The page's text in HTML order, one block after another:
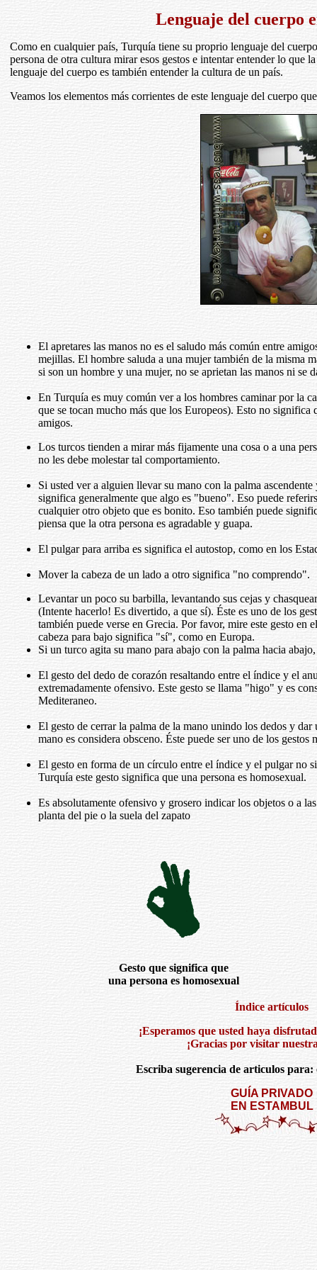
Lenguaje del cuerpo
Como en cualquier país, Turquía tiene su proprio lenguaje del
persona de otra cultura mirar esos gestos e intentar entender lo que
lenguaje del cuerpo es también entender la cultura de un país.
Veamos los elementos más corrientes de este lenguaje del cuerpo
El apretares las manos no es el saludo más común entre
mejillas. El hombre saluda a una mujer también de la misma
si son un hombre y una mujer, no se aprietan las manos ni se
En Turquía es muy común ver a los hombres caminar por la
que se tocan mucho más que los Europeos). Esto no significa
amigos.
Los turcos tienden a mirar más fijamente una cosa o a una
no les debe molestar tal comportamiento.
Si usted ver a alguien llevar su mano con la palma
significa generalmente que algo es "bueno". Eso puede
cualquier otro objeto que es bonito. Eso también puede
piensa que la otra persona es agradable y guapa.
El pulgar para arriba es significa el autostop, como en los
Mover la cabeza de un lado a otro significa "no comprendo".
Levantar un poco su barbilla, levantando sus cejas y
(Intente hacerlo! Es divertido, a que sí). Éste es uno de los
también puede verse en Grecia. Por favor, mire este gesto en
cabeza para bajo significa "sí", como en Europa.
Si un turco agita su mano para abajo con la palma hacia
El gesto del dedo de corazón resaltando entre el índice y el
extremadamente ofensivo. Este gesto se llama "higo" y es
Mediteraneo.
El gesto de cerrar la palma de la mano unindo los dedos y
mano es considera obsceno. Éste puede ser uno de los gestos
El gesto en forma de un círculo entre el índice y el pulgar no
Turquía este gesto significa que una persona es homosexual.
Es absolutamente ofensivo y grosero indicar los objetos o a
planta del pie o la suela del zapato
Gesto que significa que
una persona es homosexual
Índice artículos
¡Esperamos que usted haya
¡Gracias por visitar
Escriba sugerencia de articulos para:
GUÍA PRIVADO
EN ESTAMBUL